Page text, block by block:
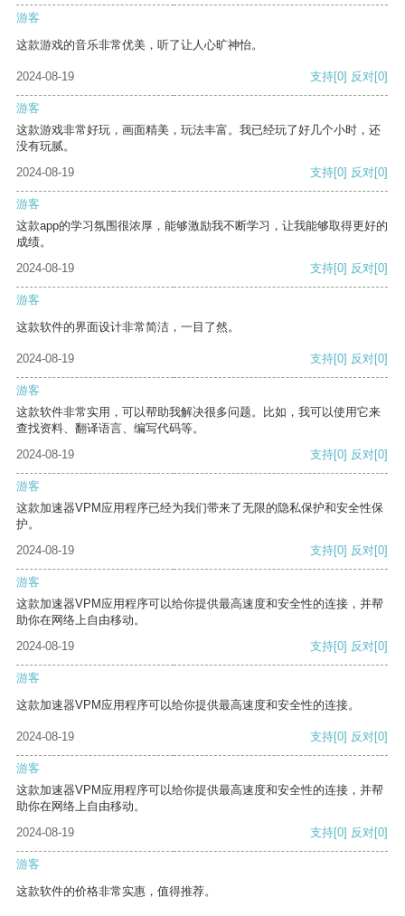
游客
这款游戏的音乐非常优美，听了让人心旷神怡。
2024-08-19 支持[0] 反对[0]
游客
这款游戏非常好玩，画面精美，玩法丰富。我已经玩了好几个小时，还
没有玩腻。
2024-08-19
支持[0] 反对[0]
游客
这款app的学习氛围很浓厚，能够激励我不断学习，让我能够取得更好的
成绩。
2024-08-19
支持[0] 反对[0]
游客
这款软件的界面设计非常简洁，一目了然。
2024-08-19 支持[0] 反对[0]
游客
这款软件非常实用，可以帮助我解决很多问题。比如，我可以使用它来
查找资料、翻译语言、编写代码等。
2024-08-19
支持[0] 反对[0]
游客
这款加速器VPM应用程序已经为我们带来了无限的隐私保护和安全性保
护。
2024-08-19
支持[0] 反对[0]
游客
这款加速器VPM应用程序可以给你提供最高速度和安全性的连接，并帮
助你在网络上自由移动。
2024-08-19
支持[0] 反对[0]
游客
这款加速器VPM应用程序可以给你提供最高速度和安全性的连接。
2024-08-19 支持[0] 反对[0]
游客
这款加速器VPM应用程序可以给你提供最高速度和安全性的连接，并帮
助你在网络上自由移动。
2024-08-19
支持[0] 反对[0]
游客
这款软件的价格非常实惠，值得推荐。